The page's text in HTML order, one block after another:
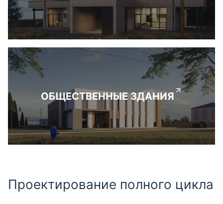
ОБЩЕСТВЕННЫЕ ЗДАНИЯ
Проектирование полного цикла